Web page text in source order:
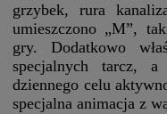
grzybek, rura
umieszczono „M”,
gry. Dodatkowo
specjalnych tarcz,
dziennego celu
specjalna animacja z